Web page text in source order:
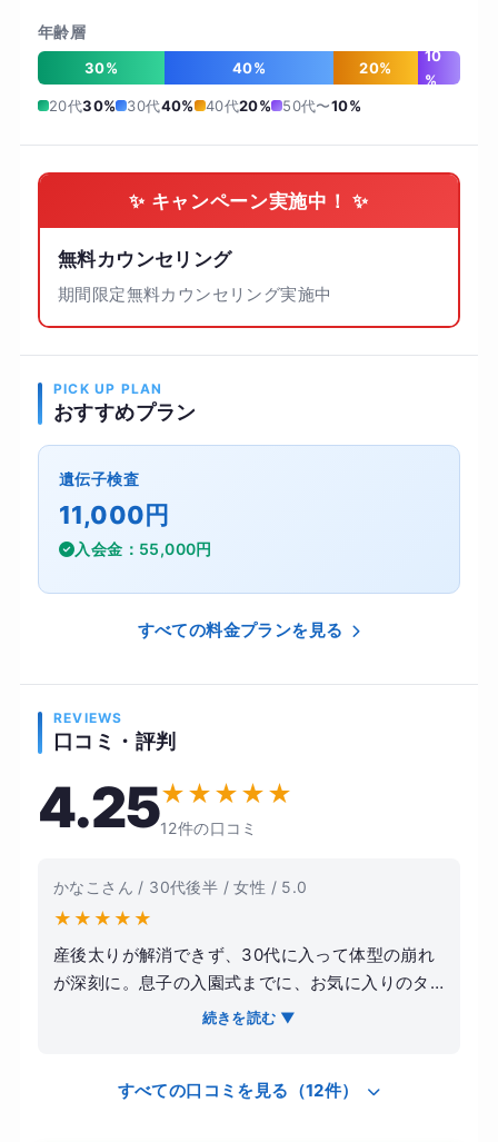
年齢層
30% 40% 20%
10
%
20代30% 30代40% 40代20% 50代〜10%
✨ キャンペーン実施中！ ✨
無料カウンセリング
期間限定無料カウンセリング実施中
PICK UP PLAN
おすすめプラン
遺伝子検査
11,000円
入会金：55,000円
すべての料金プランを見る
REVIEWS
口コミ・評判
4.25★★★★★
12件の口コミ
かなこさん / 30代後半 / 女性 / 5.0
★ ★ ★ ★ ★
産後太りが解消できず、30代に入って体型の崩れ
が深刻に。息子の入園式までに、お気に入りのタ
イトなワンピースを綺麗に着こなしたいという目
トレーナーさんは知識が豊富で、その日の体調に
続きを読む ▼
すべての口コミを見る（12件）